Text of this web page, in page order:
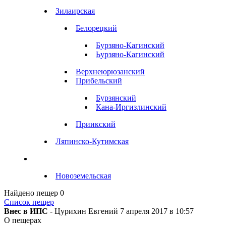
Зилаирская
Белорецкий
Бурзяно-Кагинский
Ьурзяно-Кагинский
Верхнеюрюзанский
Прибельский
Бурзянский
Кана-Иргизлинский
Приикский
Ляпинско-Кутимская
Новоземельская
Найдено пещер 0
Список пещер
Внес в ИПС - Цурихин Евгений 7 апреля 2017 в 10:57
О пещерах